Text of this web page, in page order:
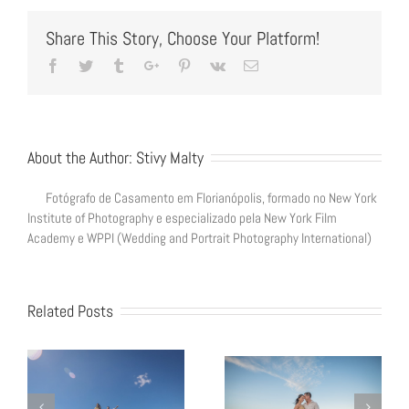
Share This Story, Choose Your Platform!
Facebook
Twitter TumblrGoogle+Pinterest
Vk Email
About the Author: Stivy Malty
Fotógrafo de Casamento em Florianópolis, formado no New York
Institute of Photography e especializado pela New York Film
Academy e WPPI (Wedding and Portrait Photography International)
Related Posts
Pre-wedding